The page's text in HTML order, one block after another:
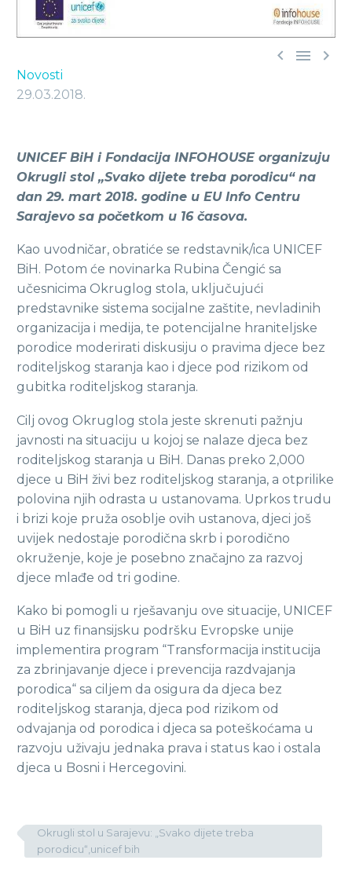
  
Novosti
29.03.2018.
UNICEF BiH i Fondacija INFOHOUSE organizuju
Okrugli stol „Svako dijete treba porodicu“ na
dan 29. mart 2018. godine u EU Info Centru
Sarajevo sa početkom u 16 časova.
Kao uvodničar, obratiće se redstavnik/ica UNICEF
BiH. Potom će novinarka Rubina Čengić sa
učesnicima Okruglog stola, uključujući
predstavnike sistema socijalne zaštite, nevladinih
organizacija i medija, te potencijalne hraniteljske
porodice moderirati diskusiju o pravima djece bez
roditeljskog staranja kao i djece pod rizikom od
gubitka roditeljskog staranja.
Cilj ovog Okruglog stola jeste skrenuti pažnju
javnosti na situaciju u kojoj se nalaze djeca bez
roditeljskog staranja u BiH. Danas preko 2,000
djece u BiH živi bez roditeljskog staranja, a otprilike
polovina njih odrasta u ustanovama. Uprkos trudu
i brizi koje pruža osoblje ovih ustanova, djeci još
uvijek nedostaje porodična skrb i porodično
okruženje, koje je posebno značajno za razvoj
djece mlađe od tri godine.
Kako bi pomogli u rješavanju ove situacije, UNICEF
u BiH uz finansijsku podršku Evropske unije
implementira program “Transformacija institucija
za zbrinjavanje djece i prevencija razdvajanja
porodica“ sa ciljem da osigura da djeca bez
roditeljskog staranja, djeca pod rizikom od
odvajanja od porodica i djeca sa poteškoćama u
razvoju uživaju jednaka prava i status kao i ostala
djeca u Bosni i Hercegovini.
Okrugli stol u Sarajevu: „Svako dijete treba
porodicu“,unicef bih